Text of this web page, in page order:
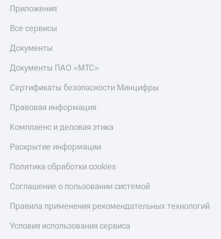
Приложения
Все сервисы
Документы
Документы ПАО «МТС»
Сертификаты безопасности Минцифры
Правовая информация
Комплаенс и деловая этика
Раскрытие информации
Политика обработки cookies
Соглашение о пользовании системой
Правила применения рекомендательных технологий
Условия использования сервиса